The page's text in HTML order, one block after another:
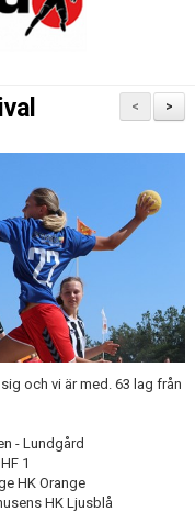
>
<
och vi är med. 63 lag från
- Lundgård
1
HK Orange
HK Ljusblå